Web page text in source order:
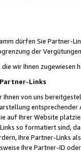
dürfen Sie Partner-
der
wir Ihnen zugewiesen
Links
von uns
auf Ihrer Website
so formatiert sind,
Ihre Partner-Links
Ihre Partner-ID